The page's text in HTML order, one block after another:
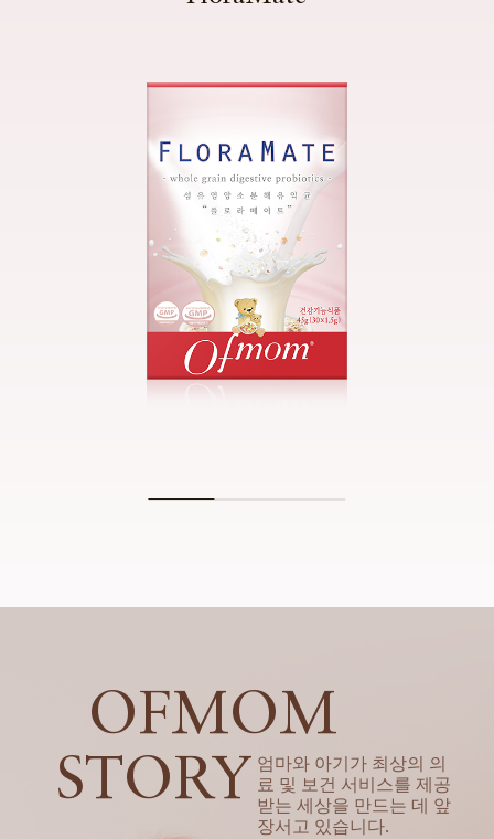
OFMOM
STORY
엄마와 아기가 최상의 의
료 및 보건 서비스를 제공
받는 세상을 만드는 데 앞
장서고 있습니다.